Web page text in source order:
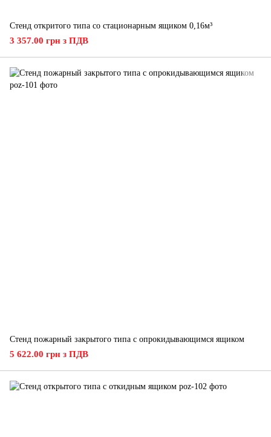
Стенд откритого типа со стационарным ящиком 0,16м³
3 357.00 грн з ПДВ
Стенд пожарный закрытого типа с опрокидывающимся ящиком
5 622.00 грн з ПДВ